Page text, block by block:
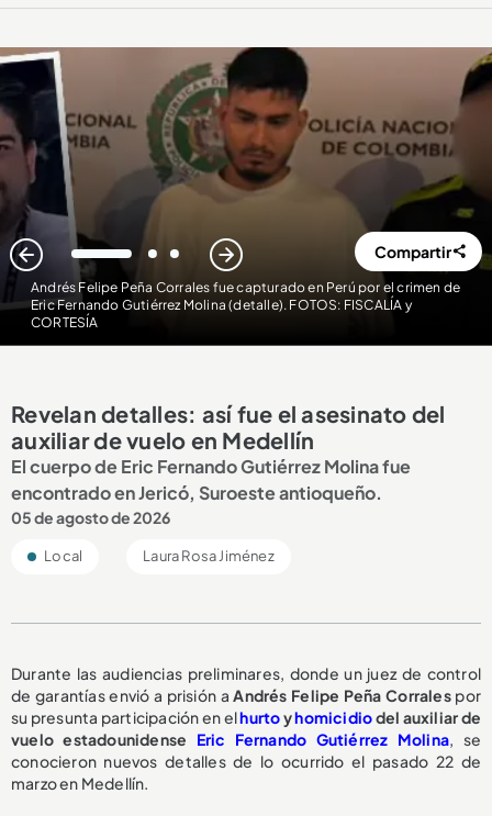
Andrés Felipe Peña Corrales fue capturado en Perú por el crimen de
Eric Fernando Gutiérrez Molina (detalle). FOTOS: FISCALÍA y
CORTESÍA
1 2 3 Compartir
Revelan detalles: así fue el asesinato del
auxiliar de vuelo en Medellín
El cuerpo de Eric Fernando Gutiérrez Molina fue
encontrado en Jericó, Suroeste antioqueño.
05 de agosto de 2026
Local Laura Rosa Jiménez
Durante las audiencias preliminares, donde un juez de control
de garantías envió a prisión aAndrés Felipe Peña Corralespor
su presunta participación en elhurtoyhomicidiodel auxiliar de
vuelo estadounidense Eric Fernando Gutiérrez Molina, se
conocieron nuevos detalles de lo ocurrido el pasado 22 de
marzo en Medellín.